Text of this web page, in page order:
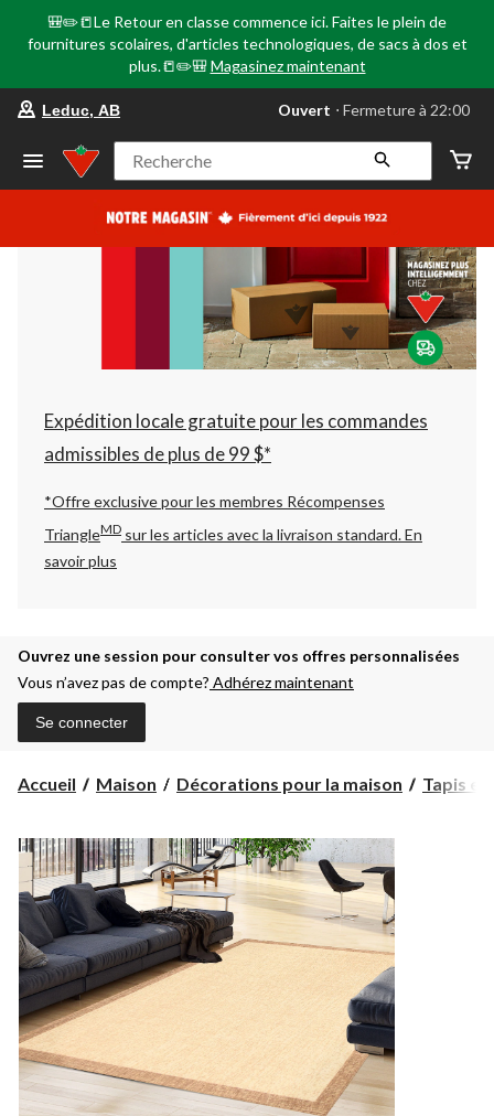
🎒✏️📒Le Retour en classe commence ici. Faites le plein de
fournitures scolaires, d'articles technologiques, de sacs à dos et
plus.📒✏️🎒 Magasinez maintenant
votre
préféré
Leduc,
AB,
courament
Fermeture
à
22:00
cliquer
pour
changer
Leduc, AB Ouvert ⋅ Fermeture à 22:00
Recherche
Expédition locale gratuite pour les commandes
admissibles de plus de 99 $*
*Offre exclusive pour les membres Récompenses
TriangleMD sur les articles avec la livraison standard.En
savoir plus
Ouvrez une session pour consulter vos offres personnalisées
Vous n’avez pas de compte? Adhérez maintenant
Se connecter
Accueil Maison Décorations pour la maison Tapis et